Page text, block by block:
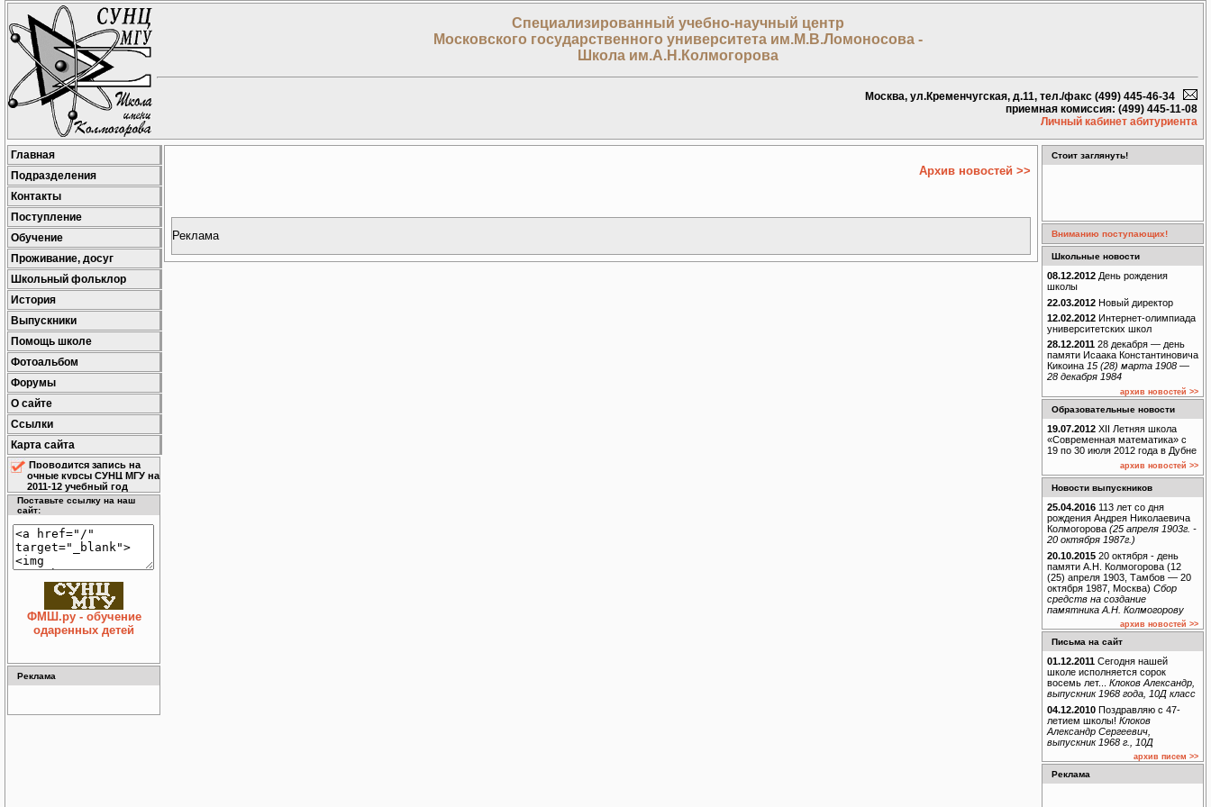
Специализированный учебно-научный центр
Московского государственного университета им.М.В.Ломоносова -
Школа им.А.Н.Колмогорова
Москва, ул.Кременчугская, д.11, тел./факс (499) 445-46-34
приемная комиссия: (499) 445-11-08
Личный кабинет абитуриента
Главная
Подразделения
Контакты
Поступление
Обучение
Проживание, досуг
Школьный фольклор
История
Выпускники
Помощь школе
Фотоальбом
Форумы
О сайте
Ссылки
Карта сайта
Проводится запись на
очные курсы СУНЦ МГУ на
2011-12 учебный год
Поставьте ссылку на наш
сайт:
ФМШ.ру - обучение
одаренных детей
Реклама
Архив новостей >>
Реклама
Стоит заглянуть!
Вниманию поступающих!
Школьные новости
08.12.2012 День рождения
школы
22.03.2012 Новый директор
12.02.2012 Интернет-олимпиада
университетских школ
28.12.2011 28 декабря — день
памяти Исаака Константиновича
Кикоина 15 (28) марта 1908 —
28 декабря 1984
архив новостей >>
Образовательные новости
19.07.2012 XII Летняя школа
«Современная математика» с
19 по 30 июля 2012 года в Дубне
архив новостей >>
Новости выпускников
25.04.2016 113 лет со дня
рождения Андрея Николаевича
Колмогорова (25 апреля 1903г. -
20 октября 1987г.)
20.10.2015 20 октября - день
памяти А.Н. Колмогорова (12
(25) апреля 1903, Тамбов — 20
октября 1987, Москва) Сбор
средств на создание
памятника А.Н. Колмогорову
архив новостей >>
Письма на сайт
01.12.2011 Сегодня нашей
школе исполняется сорок
восемь лет... Клоков Александр,
выпускник 1968 года, 10Д класс
04.12.2010 Поздравляю с 47-
летием школы! Клоков
Александр Сергеевич,
выпускник 1968 г., 10Д
архив писем >>
Реклама